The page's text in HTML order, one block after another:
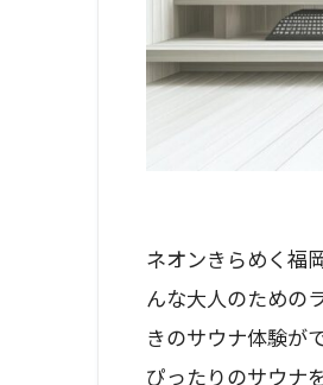
ネオンきらめく福
んな大人のための
きのサウナ体験が
ぴったりのサウナ